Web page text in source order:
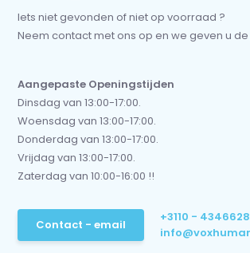
Iets niet gevonden of niet op voorraad ?
Neem contact met ons op en we geven u
Aangepaste Openingstijden
Dinsdag van 13:00-17:00.
Woensdag van 13:00-17:00.
Donderdag van 13:00-17:00.
Vrijdag van 13:00-17:00.
Zaterdag van 10:00-16:00 !!
Contact - email
+3110 - 4346628